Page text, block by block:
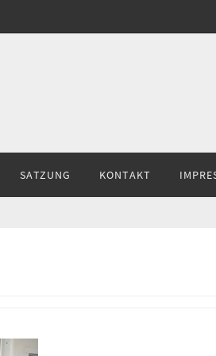
SATZUNG KONTAKT